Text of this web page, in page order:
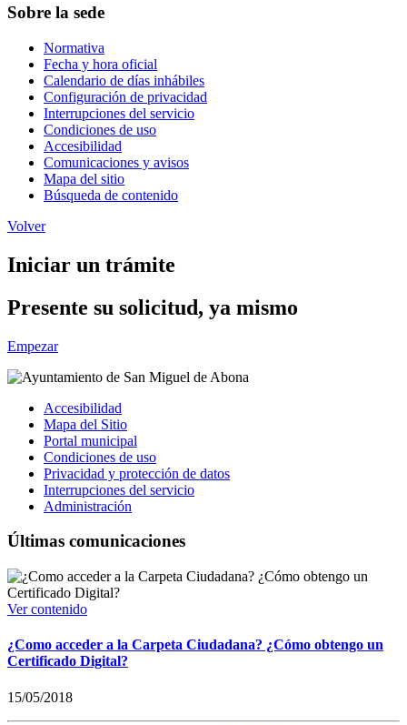
Sobre la sede
Normativa
Fecha y hora oficial
Calendario de días inhábiles
Configuración de privacidad
Interrupciones del servicio
Condiciones de uso
Accesibilidad
Comunicaciones y avisos
Mapa del sitio
Búsqueda de contenido
Volver
Iniciar un trámite
Presente su solicitud, ya mismo
Empezar
Accesibilidad
Mapa del Sitio
Portal municipal
Condiciones de uso
Privacidad y protección de datos
Interrupciones del servicio
Administración
Últimas comunicaciones
Ver contenido
¿Como acceder a la Carpeta Ciudadana? ¿Cómo obtengo un
Certificado Digital?
15/05/2018